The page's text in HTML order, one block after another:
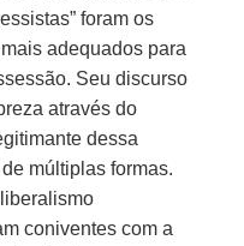
foram os
adequados para
Seu discurso
através do
dessa
múltiplas formas.
coniventes com a